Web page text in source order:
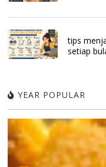
tips
setiap
YEAR POPULAR